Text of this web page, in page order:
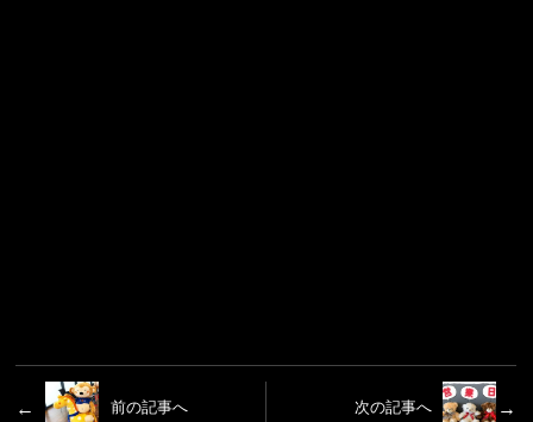
前の記事へ 次の記事へ